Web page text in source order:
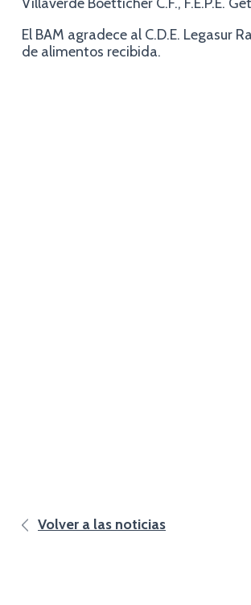
El BAM agradece al C.D.E. Legasur
de alimentos recibida.
Volver a las noticias